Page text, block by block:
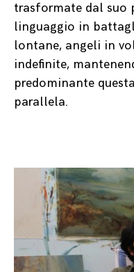
trasformate dal suo
linguaggio in
lontane, angeli in
indefinite,
predominante
parallela.